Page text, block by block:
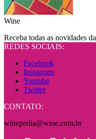
Wine
Receba todas as novidades
REDES SOCIAIS:
Facebook
Instagram
Youtube
Twitter
CONTATO:
winepedia@wine.com.br